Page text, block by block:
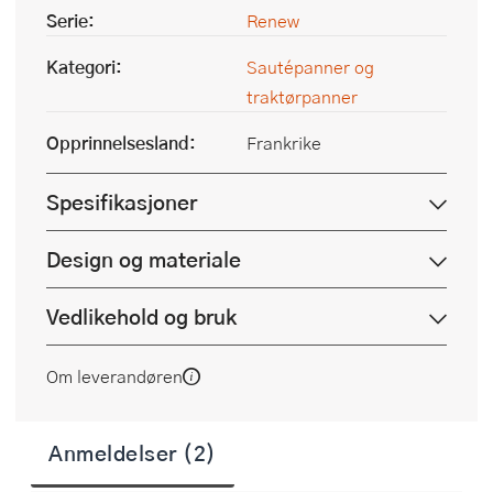
Serie:
Renew
Kategori:
Sautépanner og
traktørpanner
Opprinnelsesland:
Frankrike
Spesifikasjoner
Design og materiale
Vedlikehold og bruk
Om leverandøren
Anmeldelser (2)